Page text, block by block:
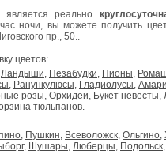
является реально
час ночи, вы можете получить
пр., 50..
цветов:
Ландыши, Незабудки, Пионы,
, Ранункулюсы, Гладиолусы,
розы, Орхидеи, Букет невесты,
тюльпанов.
, Пушкин, Всеволожск, Ольгино,
, Шушары, Люберцы, Подольск,